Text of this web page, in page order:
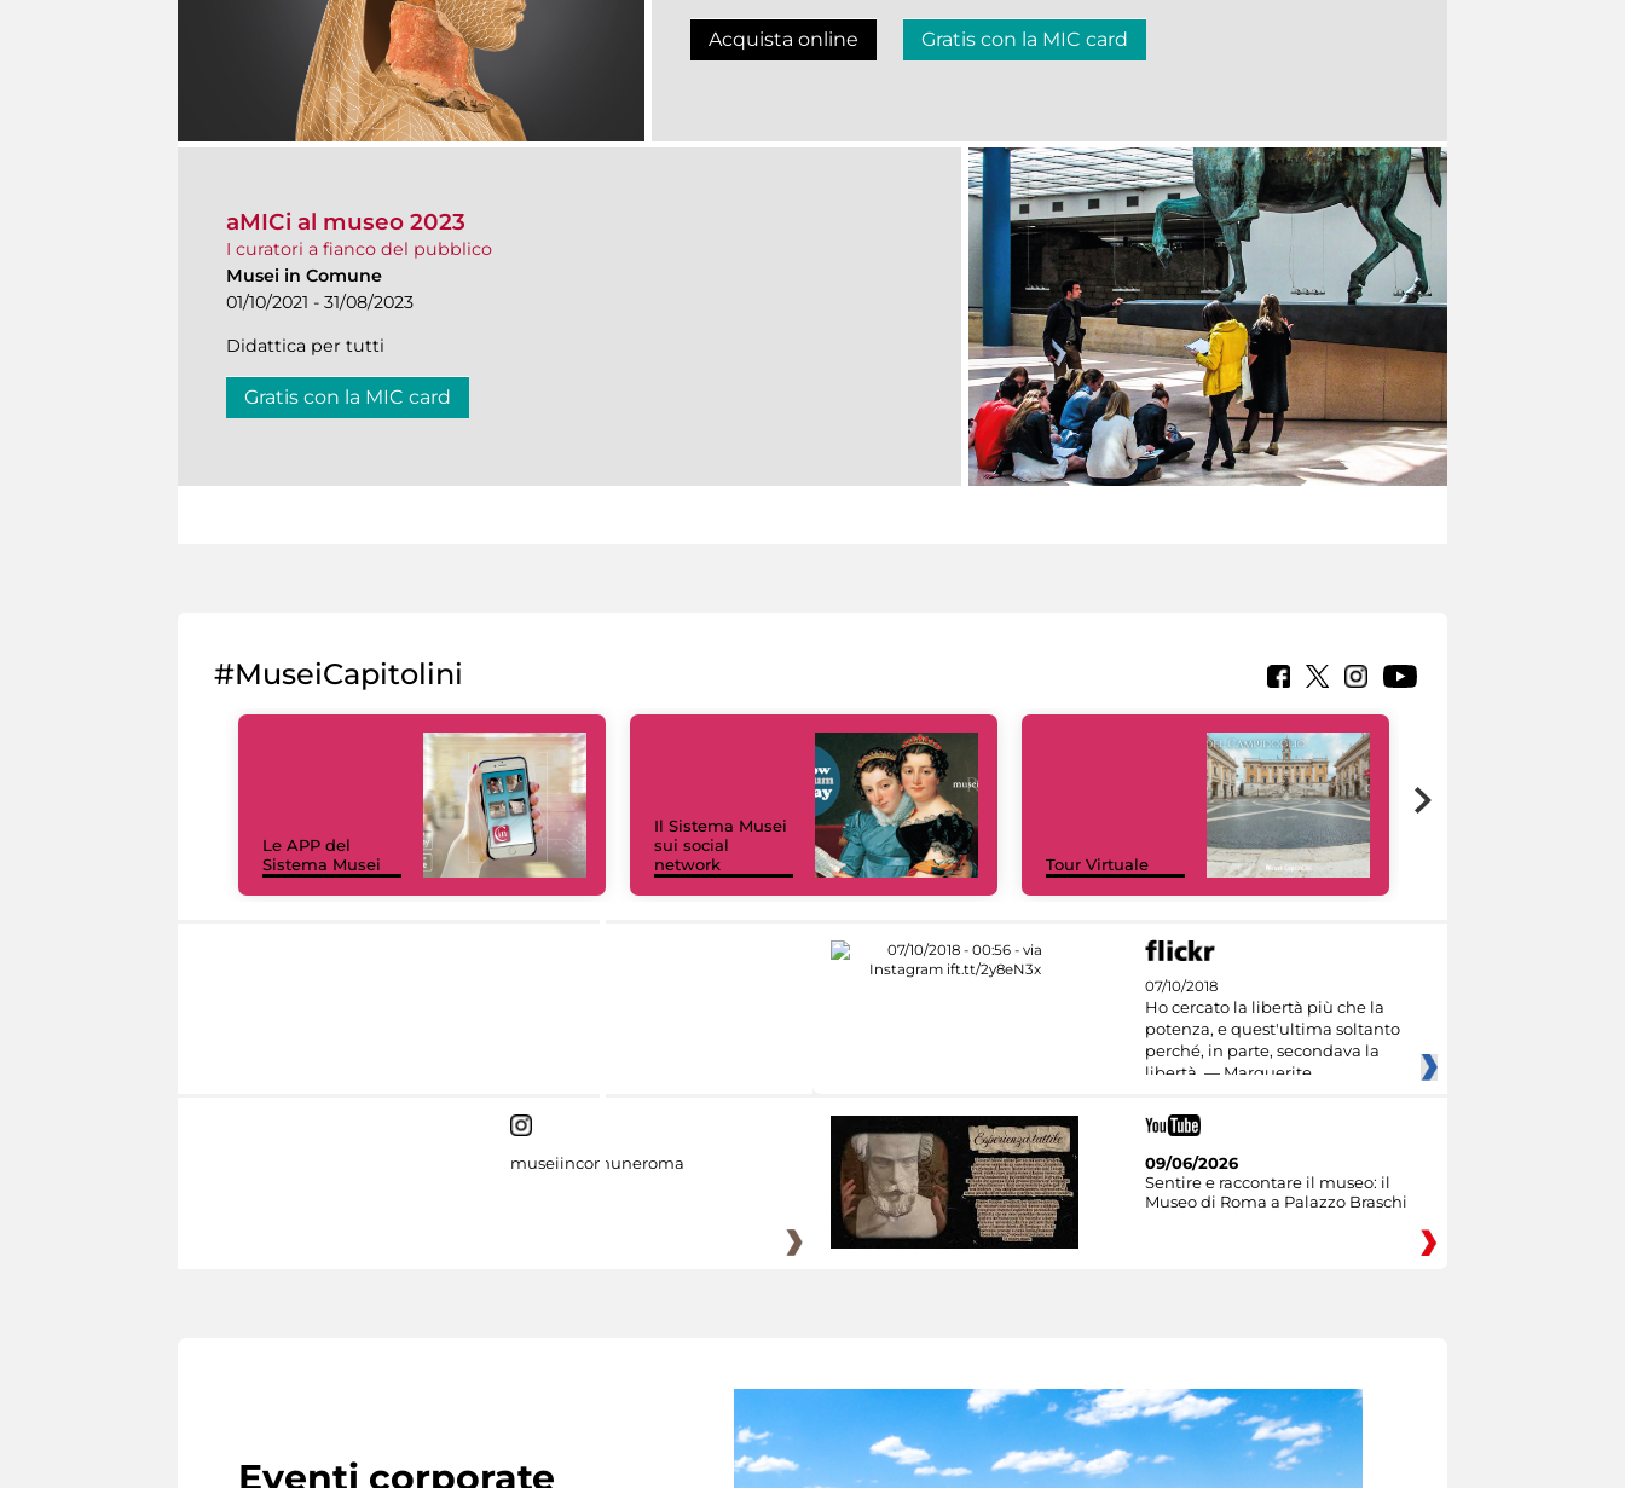
Acquista online Gratis con la MIC card
aMICi al museo 2023
I curatori a fianco del pubblico
Musei in Comune
01/10/2021 - 31/08/2023
Didattica per tutti
Gratis con la MIC card
#MuseiCapitolini
Le APP del
Sistema Musei
Il Sistema Musei
sui social
network
Tour Virtuale
07/10/2018
Ho cercato la libertà più che la
potenza, e quest'ultima soltanto
perché, in parte, secondava la
libertà. — Marguerite
museiincomuneroma
09/06/2026
Sentire e raccontare il museo: il
Museo di Roma a Palazzo Braschi
Eventi corporate